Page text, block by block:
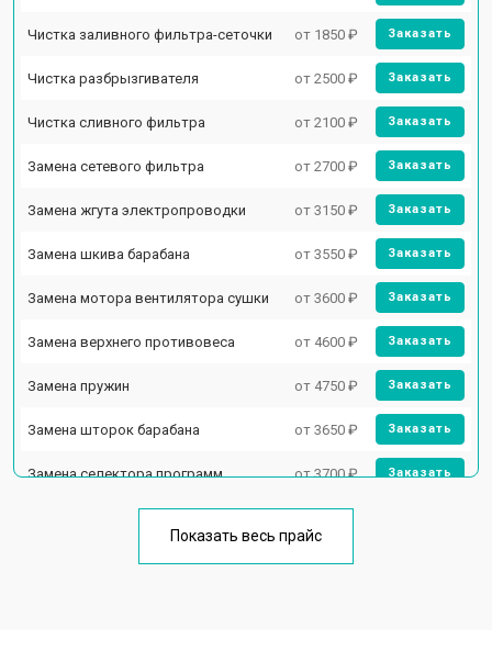
Чистка заливного фильтра-сеточки от 1850 ₽ Заказать
Чистка разбрызгивателя от 2500 ₽ Заказать
Чистка сливного фильтра от 2100 ₽ Заказать
Замена сетевого фильтра от 2700 ₽ Заказать
Замена жгута электропроводки от 3150 ₽ Заказать
Замена шкива барабана от 3550 ₽ Заказать
Замена мотора вентилятора сушки от 3600 ₽ Заказать
Замена верхнего противовеса от 4600 ₽ Заказать
Замена пружин от 4750 ₽ Заказать
Замена шторок барабана от 3650 ₽ Заказать
Замена селектора программ от 3700 ₽ Заказать
Замена опоры бака от 2800 ₽
Показать весь прайс